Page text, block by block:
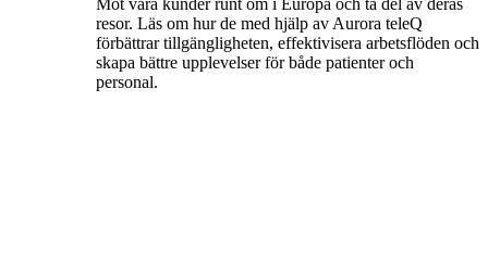
Möt våra kunder runt om i Europa och ta del av deras
resor. Läs om hur de med hjälp av Aurora teleQ
förbättrar tillgängligheten, effektivisera arbetsflöden och
skapa bättre upplevelser för både patienter och
personal.